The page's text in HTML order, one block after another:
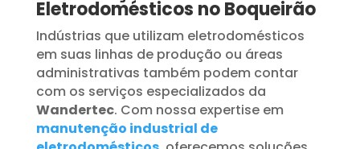
Eletrodomésticos no Boqueirão
Indústrias que utilizam eletrodomésticos
em suas linhas de produção ou áreas
administrativas também podem contar
com os serviços especializados da
Wandertec. Com nossa expertise em
manutenção industrial de